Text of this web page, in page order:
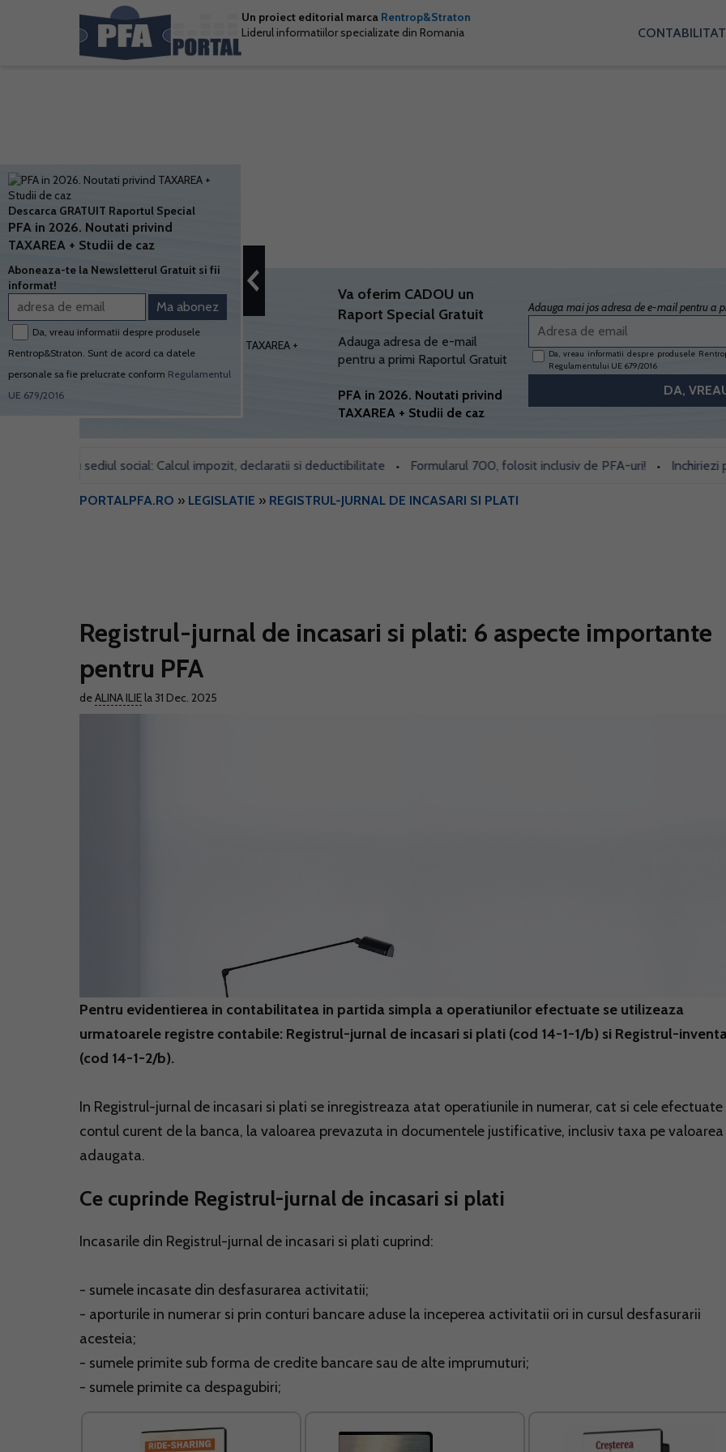
Un proiect editorial marca Rentrop&Straton
Liderul informatiilor specializate din Romania
Va oferim CADOU un
Raport Special Gratuit
Adauga adresa de e-mail
pentru a primi Raportul Gratuit
PFA in 2026. Noutati privind
TAXAREA + Studii de caz
Adauga mai jos adresa de e-mail pentru a
Da, vreau informatii despre produsele
Regulamentului UE 679/2016
pentru sediul social: Calcul impozit, declaratii si deductibilitate • Formularul 700, folosit inclusiv de PFA-uri! • Inchiriezi prin
PORTALPFA.RO » LEGISLATIE » REGISTRUL-JURNAL DE INCASARI SI PLATI
Registrul-jurnal de incasari si plati: 6 aspecte importante
pentru PFA
deALINA ILIE la 31 Dec. 2025
Pentru evidentierea in contabilitatea in partida simpla a operatiunilor efectuate se utilizeaza
urmatoarele registre contabile: Registrul-jurnal de incasari si plati (cod 14-1-1/b) si Registrul-
(cod 14-1-2/b).
In Registrul-jurnal de incasari si plati se inregistreaza atat operatiunile in numerar, cat si cele
contul curent de la banca, la valoarea prevazuta in documentele justificative, inclusiv taxa pe valoarea
adaugata.
Ce cuprinde Registrul-jurnal de incasari si plati
Incasarile din Registrul-jurnal de incasari si plati cuprind:
- sumele incasate din desfasurarea activitatii;
- aporturile in numerar si prin conturi bancare aduse la inceperea activitatii ori in cursul desfasurarii
acesteia;
- sumele primite sub forma de credite bancare sau de alte imprumuturi;
- sumele primite ca despagubiri;
Descarca GRATUIT Raportul Special
PFA in 2026. Noutati privind
TAXAREA + Studii de caz
Aboneaza-te la Newsletterul Gratuit si fii
informat!
Da, vreau informatii despre produsele
Rentrop&Straton. Sunt de acord ca datele
personale sa fie prelucrate conform Regulamentul
UE 679/2016